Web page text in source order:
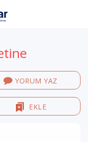
YORUM YAZ
EKLE